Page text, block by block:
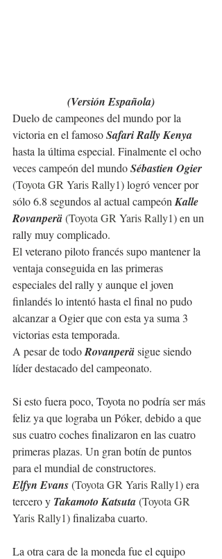
(Versión Española)
Duelo de campeones del mundo por la
victoria en el famoso Safari Rally Kenya
hasta la última especial. Finalmente el ocho
veces campeón del mundo Sébastien Ogier
(Toyota GR Yaris Rally1) logró vencer por
sólo 6.8 segundos al actual campeón Kalle
Rovanperä (Toyota GR Yaris Rally1)en un
rally muy complicado.
El veterano piloto francés supo mantener la
ventaja conseguida en las primeras
especiales del rally y aunque el joven
finlandés lo intentó hasta el final no pudo
alcanzar a Ogier que con esta ya suma 3
victorias esta temporada.
A pesar de todo Rovanperä sigue siendo
líder destacado del campeonato.
Si esto fuera poco, Toyota no podría ser más
feliz ya que lograba un Póker, debido a que
sus cuatro coches finalizaron en las cuatro
primeras plazas. Un gran botín de puntos
para el mundial de constructores.
Elfyn Evans (Toyota GR Yaris Rally1) era
tercero y Takamoto Katsuta (Toyota GR
Yaris Rally1) finalizaba cuarto.
La otra cara de la moneda fue el equipo